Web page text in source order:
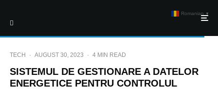
TECH · AUGUST 30, 2023 · 4 MIN READ
SISTEMUL DE GESTIONARE A DATELOR
ENERGETICE PENTRU CONTROLUL
Romanian ▼